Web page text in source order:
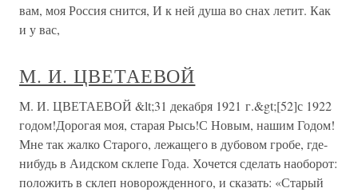
вам, моя Россия снится, И к ней душа во снах летит. Как
и у вас,
М. И. ЦВЕТАЕВОЙ
М. И. ЦВЕТАЕВОЙ &lt;31 декабря 1921 г.&gt;[52]с 1922
годом!Дорогая моя, старая Рысь!С Новым, нашим Годом!
Мне так жалко Старого, лежащего в дубовом гробе, где-
нибудь в Аидском склепе Года. Хочется сделать наоборот:
положить в склеп новорожденного, и сказать: «Старый